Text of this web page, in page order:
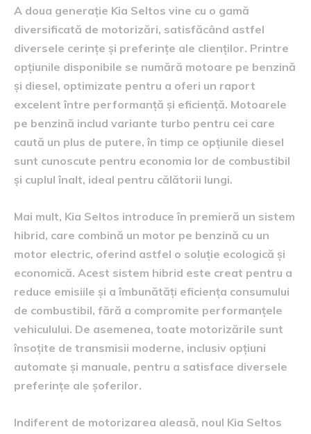
A doua generație Kia Seltos vine cu o gamă
diversificată de motorizări, satisfăcând astfel
diversele cerințe și preferințe ale clienților. Printre
opțiunile disponibile se numără motoare pe benzină
și diesel, optimizate pentru a oferi un raport
excelent între performanță și eficiență. Motoarele
pe benzină includ variante turbo pentru cei care
caută un plus de putere, în timp ce opțiunile diesel
sunt cunoscute pentru economia lor de combustibil
și cuplul înalt, ideal pentru călătorii lungi.
Mai mult, Kia Seltos introduce în premieră un sistem
hibrid, care combină un motor pe benzină cu un
motor electric, oferind astfel o soluție ecologică și
economică. Acest sistem hibrid este creat pentru a
reduce emisiile și a îmbunătăți eficiența consumului
de combustibil, fără a compromite performanțele
vehiculului. De asemenea, toate motorizările sunt
însoțite de transmisii moderne, inclusiv opțiuni
automate și manuale, pentru a satisface diversele
preferințe ale șoferilor.
Indiferent de motorizarea aleasă, noul Kia Seltos